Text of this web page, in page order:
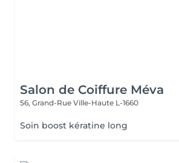
Salon de Coiffure Méva
56, Grand-Rue Ville-Haute L-1660
Soin boost kératine long